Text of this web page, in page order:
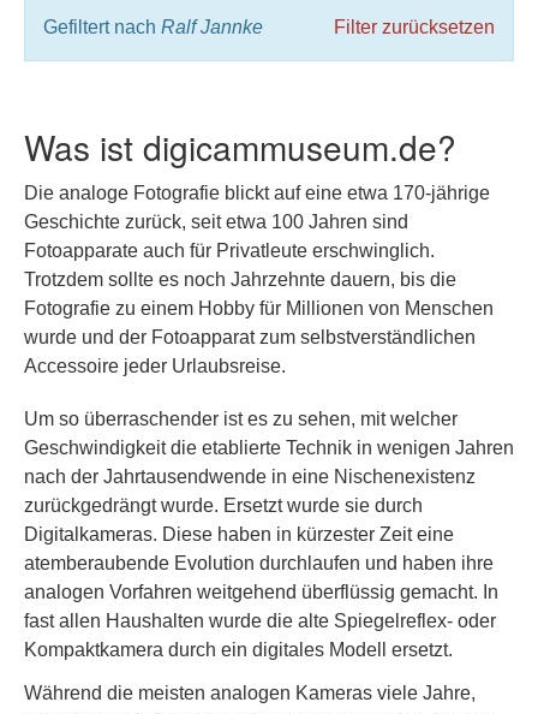
Gefiltert nach Ralf Jannke Filter zurücksetzen
Was ist digicammuseum.de?
Die analoge Fotografie blickt auf eine etwa 170-jährige
Geschichte zurück, seit etwa 100 Jahren sind
Fotoapparate auch für Privatleute erschwinglich.
Trotzdem sollte es noch Jahrzehnte dauern, bis die
Fotografie zu einem Hobby für Millionen von Menschen
wurde und der Fotoapparat zum selbstverständlichen
Accessoire jeder Urlaubsreise.
Um so überraschender ist es zu sehen, mit welcher
Geschwindigkeit die etablierte Technik in wenigen Jahren
nach der Jahrtausendwende in eine Nischenexistenz
zurückgedrängt wurde. Ersetzt wurde sie durch
Digitalkameras. Diese haben in kürzester Zeit eine
atemberaubende Evolution durchlaufen und haben ihre
analogen Vorfahren weitgehend überflüssig gemacht. In
fast allen Haushalten wurde die alte Spiegelreflex- oder
Kompaktkamera durch ein digitales Modell ersetzt.
Während die meisten analogen Kameras viele Jahre,